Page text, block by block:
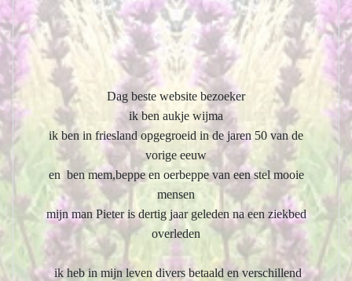
Dag beste website bezoeker
ik ben aukje wijma
ik ben in friesland opgegroeid in de jaren 50 van de
vorige eeuw
en ben mem,beppe en oerbeppe van een stel mooie
mensen
mijn man Pieter is dertig jaar geleden na een ziekbed
overleden
ik heb in mijn leven divers betaald en verschillend